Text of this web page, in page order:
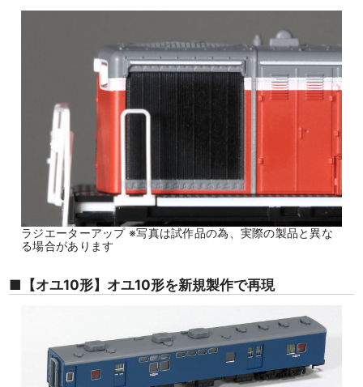
ラジエーターアップ ※写真は試作品の為、実際の製品と異な
る場合があります
■【オユ10形】オユ10形を新規製作で再現